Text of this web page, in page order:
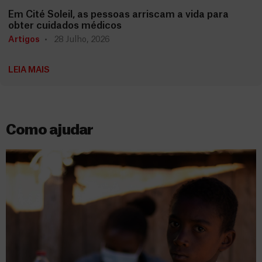
Em Cité Soleil, as pessoas arriscam a vida para
obter cuidados médicos
Artigos 28 Julho, 2026
LEIA MAIS
Como ajudar